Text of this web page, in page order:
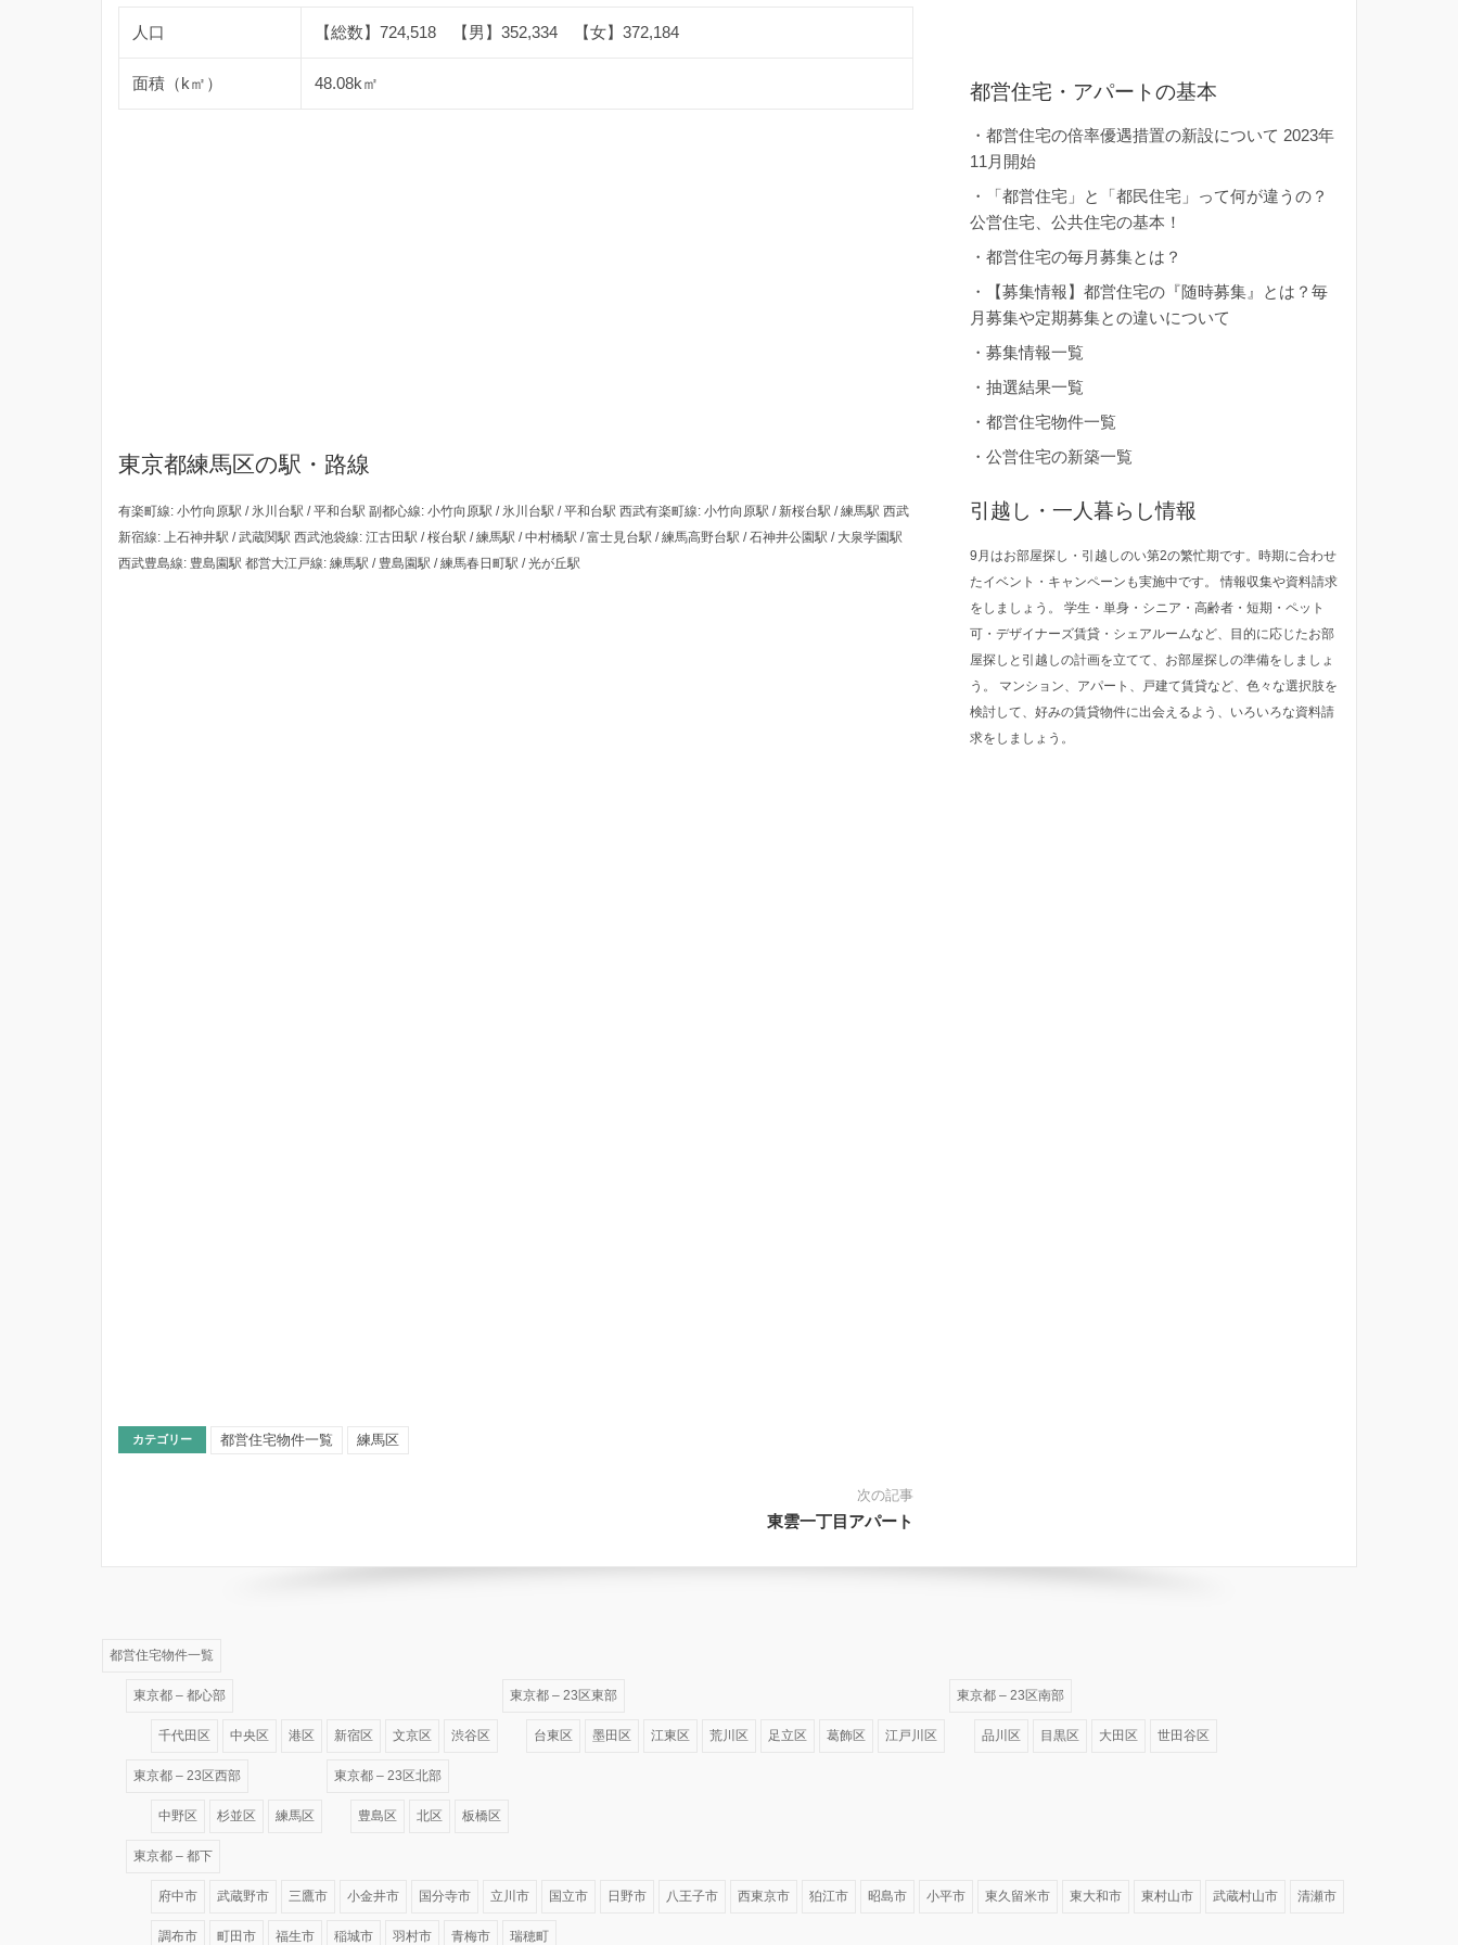
人口 【総数】724,518 【男】352,334 【女】372,184
面積（k㎡） 48.08k㎡
東京都練馬区の駅・路線
有楽町線: 小竹向原駅 / 氷川台駅 / 平和台駅 副都心線: 小竹向原駅 / 氷川台駅 / 平和台駅 西武有楽町線: 小竹向原駅 / 新桜台駅 / 練馬駅 西武
新宿線: 上石神井駅 / 武蔵関駅 西武池袋線: 江古田駅 / 桜台駅 / 練馬駅 / 中村橋駅 / 富士見台駅 / 練馬高野台駅 / 石神井公園駅 / 大泉学園駅
西武豊島線: 豊島園駅 都営大江戸線: 練馬駅 / 豊島園駅 / 練馬春日町駅 / 光が丘駅
カテゴリー 都営住宅物件一覧 練馬区
次の記事
東雲一丁目アパート
都営住宅・アパートの基本
・都営住宅の倍率優遇措置の新設について 2023年
11月開始
・
「都営住宅」と「都民住宅」って何が違うの？
公営住宅、公共住宅の基本！
・都営住宅の毎月募集とは？
・
【募集情報】都営住宅の『随時募集』とは？毎
月募集や定期募集との違いについて
・募集情報一覧
・抽選結果一覧
・都営住宅物件一覧
・公営住宅の新築一覧
引越し・一人暮らし情報
9月はお部屋探し・引越しのい第2の繁忙期です。時期に合わせ
たイベント・キャンペーンも実施中です。 情報収集や資料請求
をしましょう。 学生・単身・シニア・高齢者・短期・ペット
可・デザイナーズ賃貸・シェアルームなど、目的に応じたお部
屋探しと引越しの計画を立てて、お部屋探しの準備をしましょ
う。 マンション、アパート、戸建て賃貸など、色々な選択肢を
検討して、好みの賃貸物件に出会えるよう、いろいろな資料請
求をしましょう。
都営住宅物件一覧
東京都 – 都心部
千代田区 中央区 港区 新宿区 文京区 渋谷区
東京都 – 23区東部
台東区 墨田区 江東区 荒川区 足立区 葛飾区 江戸川区
東京都 – 23区南部
品川区 目黒区 大田区 世田谷区
東京都 – 23区西部
中野区 杉並区 練馬区
東京都 – 23区北部
豊島区 北区 板橋区
東京都 – 都下
府中市 武蔵野市 三鷹市 小金井市 国分寺市 立川市 国立市 日野市 八王子市 西東京市 狛江市 昭島市 小平市 東久留米市 東大和市 東村山市 武蔵村山市 清瀬市
調布市 町田市 福生市 稲城市 羽村市 青梅市 瑞穂町